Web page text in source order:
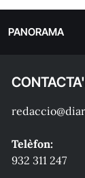
PANORAMA
Telèfon:
932 311 247